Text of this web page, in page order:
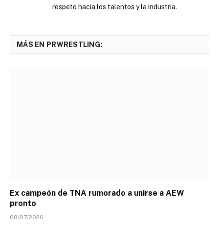
respeto hacia los talentos y la industria.
MÁS EN PRWRESTLING:
Ex campeón de TNA rumorado a unirse a AEW
pronto
08/07/2026